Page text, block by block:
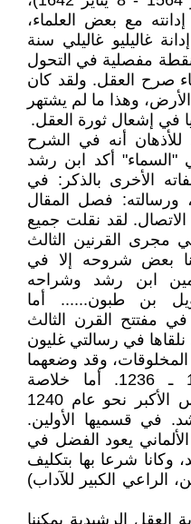
مع بعض العلماء،
غاليليو غاليلي سنة
نقطة مفصلية في التحول
صرح العقل. ولقد كان
وهذا ما لم يشتهر
في إشعال ثورة العقل.
أنه في الشرح
أكد ابن رشد
الأخرى بالذكر: في
ورسالته: فصل المقال
لقد نقلت جميع
مجرى القرنين الثالث
بعض شروحه إلا في
ابن رشد وشراحه
بن طبون...... أما
في مفتتح القرن الثالث
في رسالتي غليون
وقد وضعهما
في أغلب التقدير بين 1231 ـ 1236. أما خلاصة
المخلوقات التي وضعها البرتوس الأكبر نحو عام 1240
رشد. في قسميها الأولين.
يعود الفضل في
وكانا شرعا بها بتكليف
الراعي الكبير للآداب)
العقل الرشيدية يمكننا